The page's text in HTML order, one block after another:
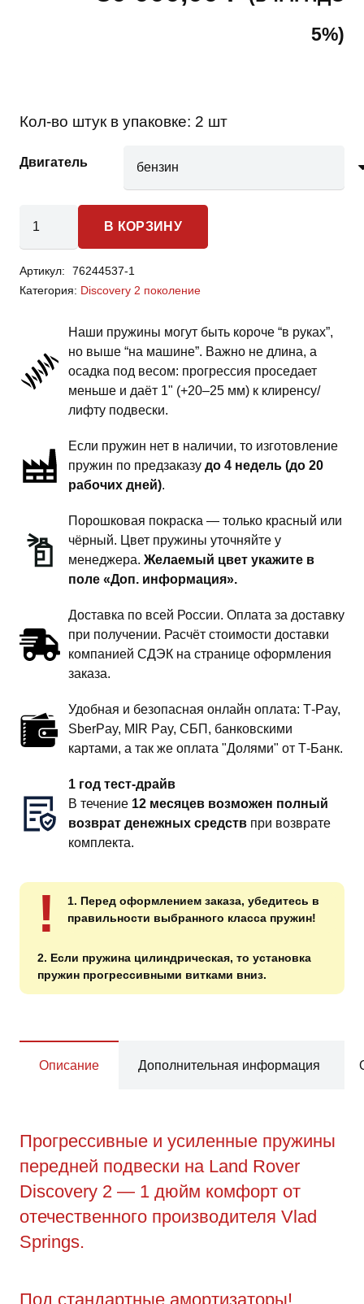
5%)
Кол-во штук в упаковке: 2 шт
Двигатель
товара
Rover
Discovery
поколение
пружины
передней
В КОРЗИНУ
Артикул:
76244537-1
Категория: Discovery 2 поколение
Наши пружины могут быть короче “в руках”,
но выше “на машине”. Важно не длина, а
осадка под весом: прогрессия проседает
меньше и даёт 1" (+20–25 мм) к клиренсу/
лифту подвески.
Если пружин нет в наличии, то изготовление
пружин по предзаказу до 4 недель (до 20
рабочих дней).
Порошковая покраска — только красный или
чёрный. Цвет пружины уточняйте у
менеджера. Желаемый цвет укажите в
поле «Доп. информация».
Доставка по всей России. Оплата за доставку
при получении. Расчёт стоимости доставки
компанией СДЭК на странице оформления
заказа.
Удобная и безопасная онлайн оплата: T‑Pay,
SberPay, MIR Pay, СБП, банковскими
картами, а так же оплата "Долями" от Т-Банк.
1 год тест-драйв
В течение 12 месяцев возможен полный
возврат денежных средств при возврате
комплекта.
!
1. Перед оформлением заказа, убедитесь в
правильности выбранного класса пружин!
2. Если пружина цилиндрическая, то установка
пружин прогрессивными витками вниз.
Описание Дополнительная информация
Прогрессивные и усиленные пружины
передней подвески на Land Rover
Discovery 2 — 1 дюйм комфорт от
отечественного производителя Vlad
Springs.
Под стандартные амортизаторы!